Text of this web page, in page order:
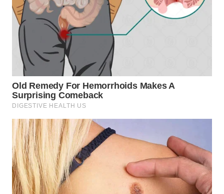
WN
TEBING
TINGGI
WN
PAKPAK
WN
KARAWANG
WN
BEKASI
WN
BOGOR